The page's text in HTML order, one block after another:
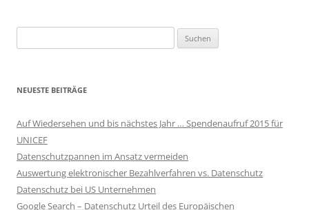
nach:
NEUESTE BEITRÄGE
Auf Wiedersehen und bis nächstes Jahr … Spendenaufruf 2015 für
UNICEF
Datenschutzpannen im Ansatz vermeiden
Auswertung elektronischer Bezahlverfahren vs. Datenschutz
Datenschutz bei US Unternehmen
Google Search – Datenschutz Urteil des Europäischen